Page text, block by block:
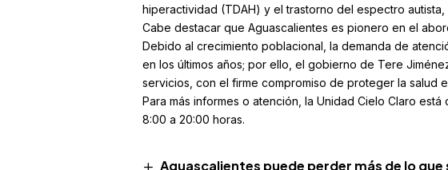
hiperactividad (TDAH) y el trastorno del espectro
Cabe destacar que Aguascalientes es pionero en el
Debido al crecimiento poblacional, la demanda de
en los últimos años; por ello, el gobierno de Tere
servicios, con el firme compromiso de proteger la salud
Para más informes o atención, la Unidad Cielo Claro
8:00 a 20:00 horas.
Aguascalientes puede perder más de lo que